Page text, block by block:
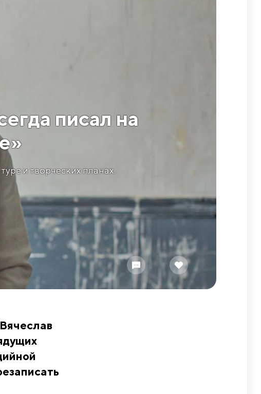
писал на
и творческих планах.